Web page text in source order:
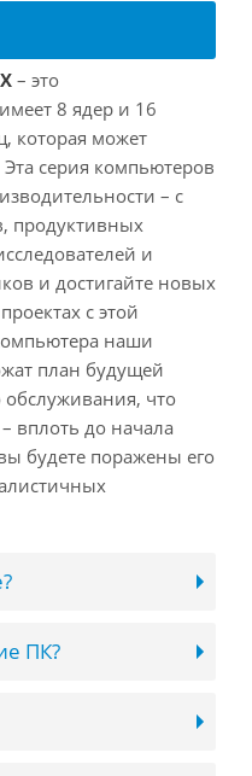
– это
8 ядер и 16
которая может
серия компьютеров
– с
продуктивных
и
и достигайте новых
с этой
наши
план будущей
что
вплоть до начала
будете поражены его
ПК?